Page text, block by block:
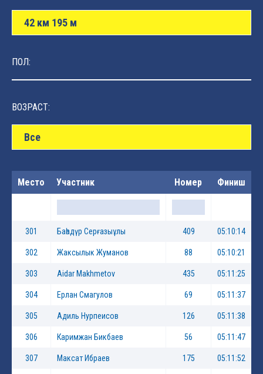
42 км 195 м
ПОЛ:
ВОЗРАСТ:
Все
Место Участник Номер Финиш
301 Баһадүр Серғазыұлы 409 05:10:14
302 Жаксылык Жуманов 88 05:10:21
303 Aidar Makhmetov 435 05:11:25
304 Ерлан Смагулов 69 05:11:37
305 Адиль Нурпеисов 126 05:11:38
306 Каримжан Бикбаев 56 05:11:47
307 Максат Ибраев 175 05:11:52